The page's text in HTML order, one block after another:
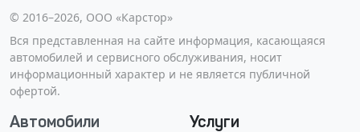
©️ 2016–2026, ООО «Карстор»
Вся представленная на сайте информация, касающаяся
автомобилей и сервисного обслуживания, носит
информационный характер и не является публичной
офертой.
Автомобили Услуги